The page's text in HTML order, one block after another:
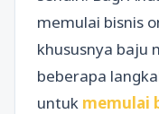
memulai bisnis
khususnya baju
beberapa
untuk memulai